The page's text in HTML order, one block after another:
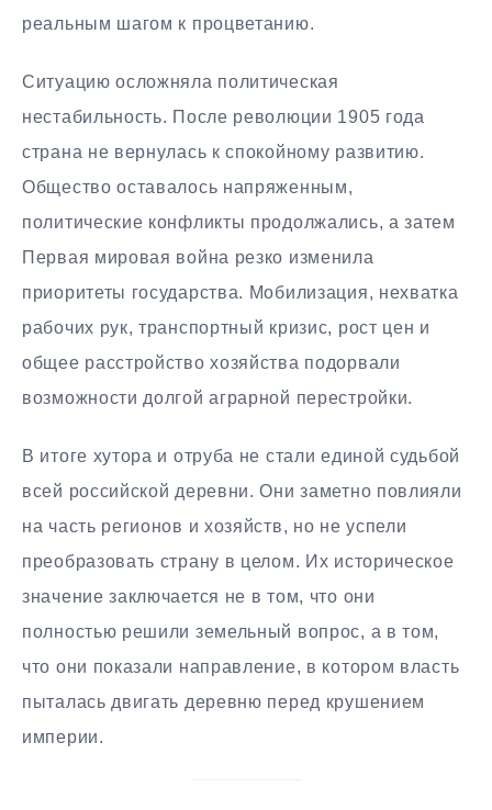
реальным шагом к процветанию.
Ситуацию осложняла политическая
нестабильность. После революции 1905 года
страна не вернулась к спокойному развитию.
Общество оставалось напряженным,
политические конфликты продолжались, а затем
Первая мировая война резко изменила
приоритеты государства. Мобилизация, нехватка
рабочих рук, транспортный кризис, рост цен и
общее расстройство хозяйства подорвали
возможности долгой аграрной перестройки.
В итоге хутора и отруба не стали единой судьбой
всей российской деревни. Они заметно повлияли
на часть регионов и хозяйств, но не успели
преобразовать страну в целом. Их историческое
значение заключается не в том, что они
полностью решили земельный вопрос, а в том,
что они показали направление, в котором власть
пыталась двигать деревню перед крушением
империи.